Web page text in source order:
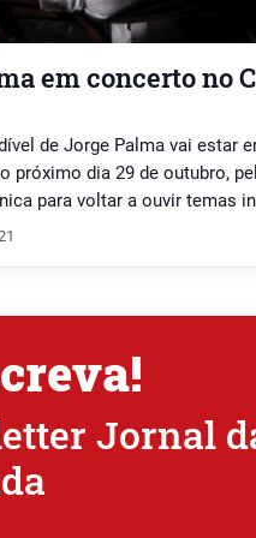
em concerto no
de Jorge Palma vai estar
próximo dia 29 de outubro,
para voltar a ouvir temas
“Dá-me Lume” ou “Encosta-te
Jornal